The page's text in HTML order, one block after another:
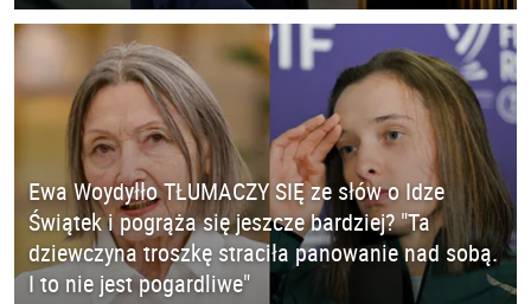
Ewa Woydyłło TŁUMACZY SIĘ ze słów o Idze
Świątek i pogrąża się jeszcze bardziej? "Ta
dziewczyna troszkę straciła panowanie nad sobą.
I to nie jest pogardliwe"